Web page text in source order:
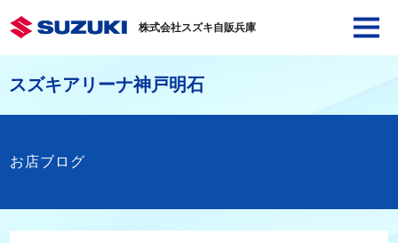
株式会社スズキ自販兵庫
スズキアリーナ神戸明石
お店ブログ